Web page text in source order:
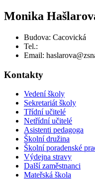
Monika
Budova: Cacovická
Tel.:
Email:
Kontakty
Vedení školy
Sekretariát školy
Třídní učitelé
Netřídní učitelé
Asistenti pedagoga
Školní družina
Školní poradenské
Výdejna stravy
Další zaměstnanci
Mateřská škola